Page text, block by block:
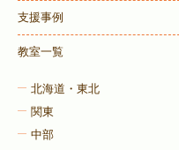
支援事例
教室一覧
北海道・東北
関東
中部